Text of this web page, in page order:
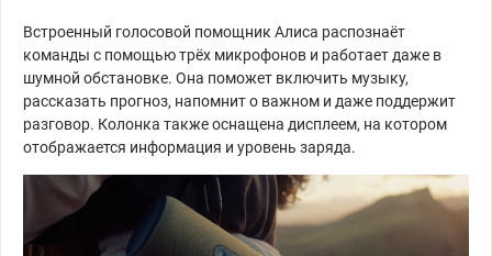
Встроенный голосовой помощник Алиса распознаёт
команды с помощью трёх микрофонов и работает даже в
шумной обстановке. Она поможет включить музыку,
рассказать прогноз, напомнит о важном и даже поддержит
разговор. Колонка также оснащена дисплеем, на котором
отображается информация и уровень заряда.